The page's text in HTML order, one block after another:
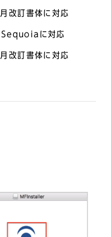
訂書体に対応
に対応
訂書体に対応